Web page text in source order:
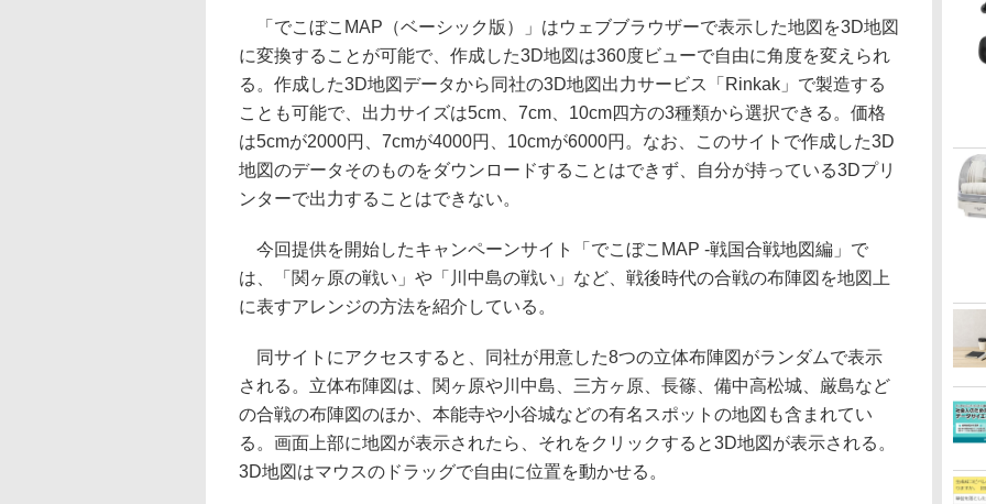
「でこぼこMAP（ベーシック版）」はウェブブラウザーで表示した地図を3D地図
に変換することが可能で、作成した3D地図は360度ビューで自由に角度を変えられ
る。作成した3D地図データから同社の3D地図出力サービス「Rinkak」で製造する
ことも可能で、出力サイズは5cm、7cm、10cm四方の3種類から選択できる。価格
は5cmが2000円、7cmが4000円、10cmが6000円。なお、このサイトで作成した3D
地図のデータそのものをダウンロードすることはできず、自分が持っている3Dプリ
ンターで出力することはできない。
今回提供を開始したキャンペーンサイト「でこぼこMAP -戦国合戦地図編」で
は、「関ヶ原の戦い」や「川中島の戦い」など、戦後時代の合戦の布陣図を地図上
に表すアレンジの方法を紹介している。
同サイトにアクセスすると、同社が用意した8つの立体布陣図がランダムで表示
される。立体布陣図は、関ヶ原や川中島、三方ヶ原、長篠、備中高松城、厳島など
の合戦の布陣図のほか、本能寺や小谷城などの有名スポットの地図も含まれてい
る。画面上部に地図が表示されたら、それをクリックすると3D地図が表示される。
3D地図はマウスのドラッグで自由に位置を動かせる。